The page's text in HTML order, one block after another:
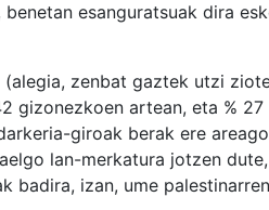
esanguratsuak dira
zenbat gaztek utzi
gizonezkoen artean, eta % 27
giroak berak ere
lan-merkatura jotzen
badira, izan, ume